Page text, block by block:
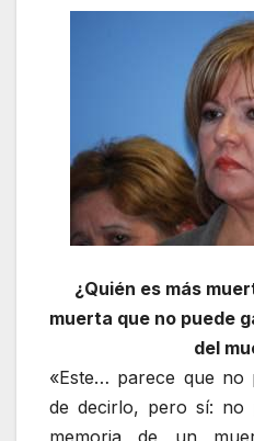
¿Quién es más
muerta que no puede
del
«Este… parece que no
de decirlo, pero sí: no
memoria de un